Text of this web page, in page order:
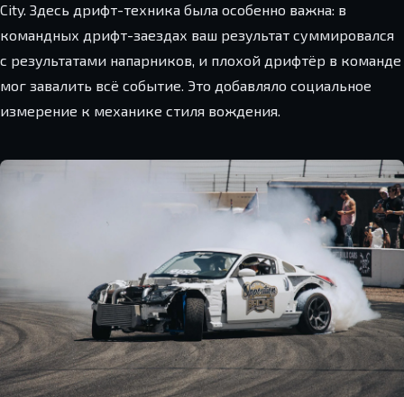
City. Здесь дрифт-техника была особенно важна: в
командных дрифт-заездах ваш результат суммировался
с результатами напарников, и плохой дрифтёр в команде
мог завалить всё событие. Это добавляло социальное
измерение к механике стиля вождения.